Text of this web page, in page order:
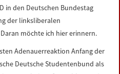
in den Deutschen Bundestag
der linksliberalen
möchte ich hier erinnern.
Adenauerreaktion Anfang der
Deutsche Studentenbund als